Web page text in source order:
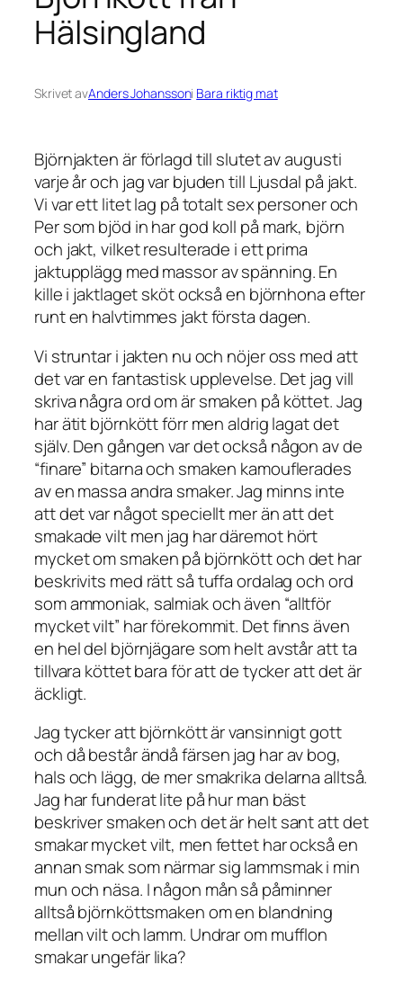
Hälsingland
Skrivet avAnders Johanssoni Bara riktig mat
Björnjakten är förlagd till slutet av augusti
varje år och jag var bjuden till Ljusdal på jakt.
Vi var ett litet lag på totalt sex personer och
Per som bjöd in har god koll på mark, björn
och jakt, vilket resulterade i ett prima
jaktupplägg med massor av spänning. En
kille i jaktlaget sköt också en björnhona efter
runt en halvtimmes jakt första dagen.
Vi struntar i jakten nu och nöjer oss med att
det var en fantastisk upplevelse. Det jag vill
skriva några ord om är smaken på köttet. Jag
har ätit björnkött förr men aldrig lagat det
själv. Den gången var det också någon av de
“finare” bitarna och smaken kamouflerades
av en massa andra smaker. Jag minns inte
att det var något speciellt mer än att det
smakade vilt men jag har däremot hört
mycket om smaken på björnkött och det har
beskrivits med rätt så tuffa ordalag och ord
som ammoniak, salmiak och även “alltför
mycket vilt” har förekommit. Det finns även
en hel del björnjägare som helt avstår att ta
tillvara köttet bara för att de tycker att det är
äckligt.
Jag tycker att björnkött är vansinnigt gott
och då består ändå färsen jag har av bog,
hals och lägg, de mer smakrika delarna alltså.
Jag har funderat lite på hur man bäst
beskriver smaken och det är helt sant att det
smakar mycket vilt, men fettet har också en
annan smak som närmar sig lammsmak i min
mun och näsa. I någon mån så påminner
alltså björnköttsmaken om en blandning
mellan vilt och lamm. Undrar om mufflon
smakar ungefär lika?